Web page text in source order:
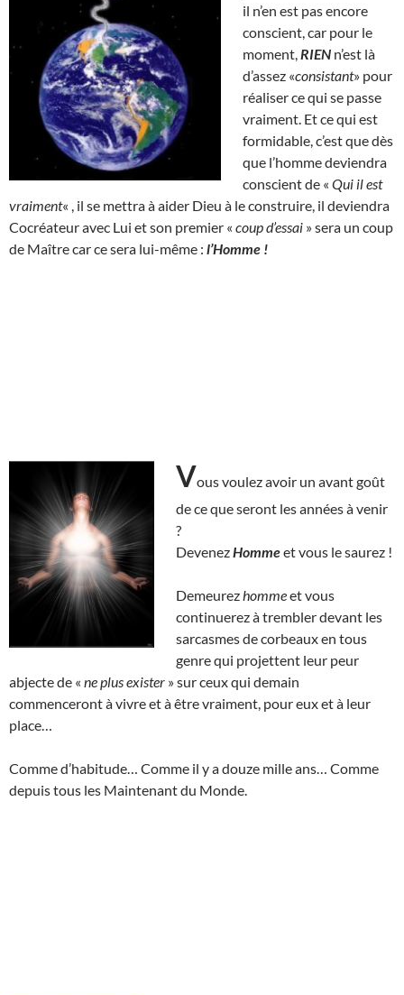
il n’en est pas encore
conscient, car pour le
moment, RIEN n’est là
d’assez «consistant» pour
réaliser ce qui se passe
vraiment. Et ce qui est
formidable, c’est que dès
que l’homme deviendra
conscient de « Qui il est
vraiment« , il se mettra à aider Dieu à le construire, il deviendra
Cocréateur avec Lui et son premier « coup d’essai » sera un coup
de Maître car ce sera lui-même : l’Homme !
Vous voulez avoir un avant goût
de ce que seront les années à venir
?
DevenezHommeet vous le saurez !
Demeurez hommeet vous
continuerez à trembler devant les
sarcasmes de corbeaux en tous
genre qui projettent leur peur
abjecte de « ne plus exister » sur ceux qui demain
commenceront à vivre et à être vraiment, pour eux et à leur
place…
Comme d’habitude… Comme il y a douze mille ans… Comme
depuis tous les Maintenant du Monde.